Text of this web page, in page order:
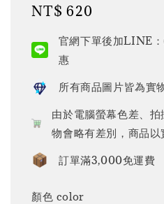
Regular
NT$ 620
官網下單後加LINE
惠
所有商品圖片皆為實
由於電腦螢幕色差、
物會略有差別，商品以
訂單滿3,000免運費
顏色 color